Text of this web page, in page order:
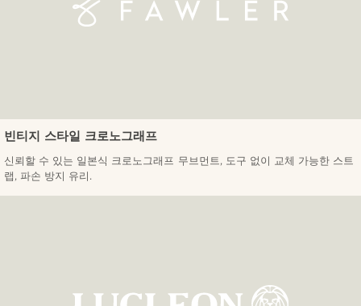
빈티지 스타일 크로노그래프
신뢰할 수 있는 일본식 크로노그래프 무브먼트, 도구 없이 교체 가능한 스트
랩, 파손 방지 유리.